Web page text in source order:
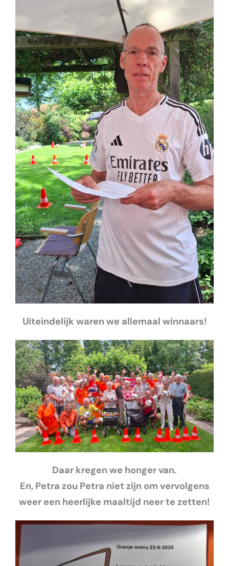
Uiteindelijk waren we allemaal winnaars!
Daar kregen we honger van.
En, Petra zou Petra niet zijn om vervolgens
weer een heerlijke maaltijd neer te zetten!